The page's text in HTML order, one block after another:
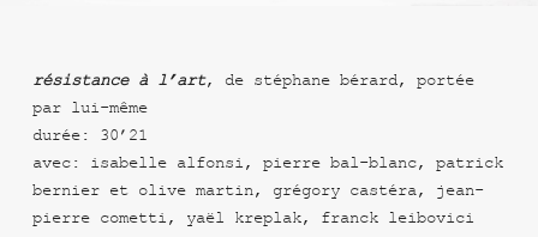
résistance à l’art, de stéphane bérard, portée
par lui-même
durée: 30’21
avec: isabelle alfonsi, pierre bal-blanc, patrick
bernier et olive martin, grégory castéra, jean-
pierre cometti, yaël kreplak, franck leibovici